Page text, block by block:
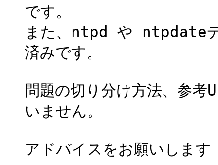
です。
また、ntpd や ntpdateデ
済みです。
問題の切り分け方法、参考
いません。
アドバイスをお願いします